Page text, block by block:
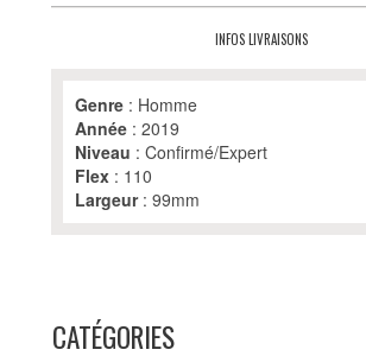
INFOS LIVRAISONS
Genre : Homme
Année : 2019
Niveau : Confirmé/Expert
Flex : 110
Largeur : 99mm
CATÉGORIES